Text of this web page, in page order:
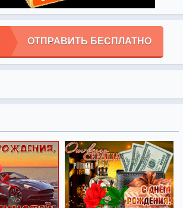
ОТПРАВИТЬ БЕСПЛАТНО